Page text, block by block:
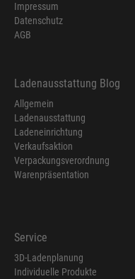
Impressum
Datenschutz
AGB
Ladenausstattung Blog
Allgemein
Ladenausstattung
Ladeneinrichtung
Verkaufsaktion
Verpackungsverordnung
Warenpräsentation
Service
3D-Ladenplanung
Individuelle Produkte